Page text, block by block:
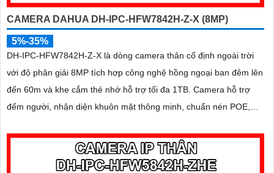
CAMERA DAHUA DH-IPC-HFW7842H-Z-X (8MP)
5%-35%
DH-IPC-HFW7842H-Z-X là dòng camera thân cố định ngoài trời
với độ phân giải 8MP tích hợp công nghệ hồng ngoại ban đêm lên
đến 60m và khe cắm thẻ nhớ hỗ trợ tối đa 1TB. Camera hỗ trợ
đếm người, nhận diện khuôn mặt thông minh, chuẩn nén POE,
sát ngoài trời, hỗ trợ tính năng quản lý chỗ đỗ xe hiệu quả cho các